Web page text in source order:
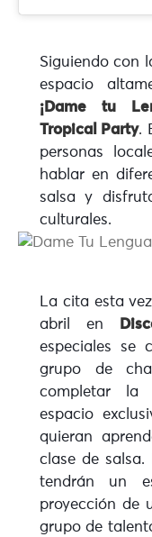
Siguiendo con
espacio
¡Dame tu
Tropical Party.
personas
hablar en
salsa y
culturales.
La cita esta
abril en
especiales se
grupo de
completar la
espacio
quieran
clase de
tendrán un
proyección de
grupo de